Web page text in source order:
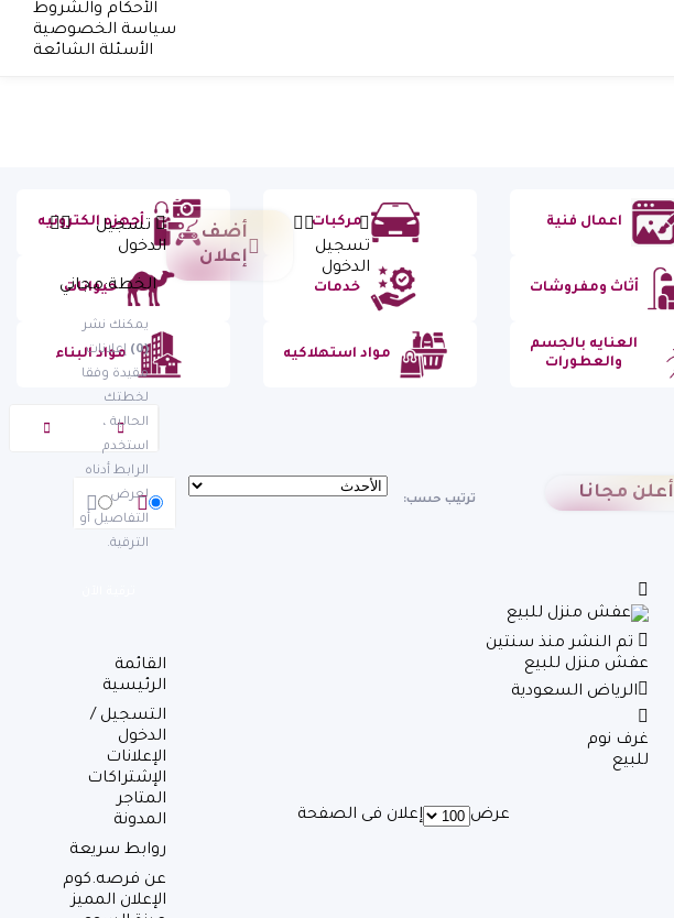
الأحكام والشروط
سياسة الخصوصية
الأسئلة الشائعة
تسجيل
الدخول
أضف
إعلان
تسجيل
الدخول
الخطة:مجاني
يمكنك نشر
(0)
إعلانات
مقيدة وفقا
لخطتك
الحالية ،
استخدم
الرابط أدناه
لعرض
التفاصيل أو
الترقية.
القائمة
الرئيسية
التسجيل /
الدخول
الإعلانات
الإشتراكات
المتاجر
المدونة
روابط سريعة
عن فرصه.كوم
الإعلان المميز
اعمال فنية مركبات أجهزه الكترونيه
أثاث ومفروشات خدمات حيوانات
العنايه بالجسم
والعطورات
مواد استهلاكيه مواد البناء
أعلن مجانا ترتيب حسب:
تم النشر منذ سنتين
عفش منزل للبيع
الرياض السعودية
غرف نوم
للبيع
عرض إعلان فى الصفحة